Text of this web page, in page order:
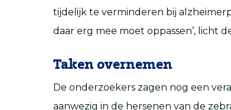
tijdelijk te verminderen bij
daar erg mee moet oppassen’, licht
Taken overnemen
De onderzoekers zagen nog een
aanwezig in de hersenen van de